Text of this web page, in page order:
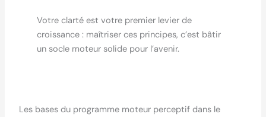
Votre clarté est votre premier levier de
croissance : maîtriser ces principes, c’est bâtir
un socle moteur solide pour l’avenir.
Les bases du programme moteur perceptif dans le